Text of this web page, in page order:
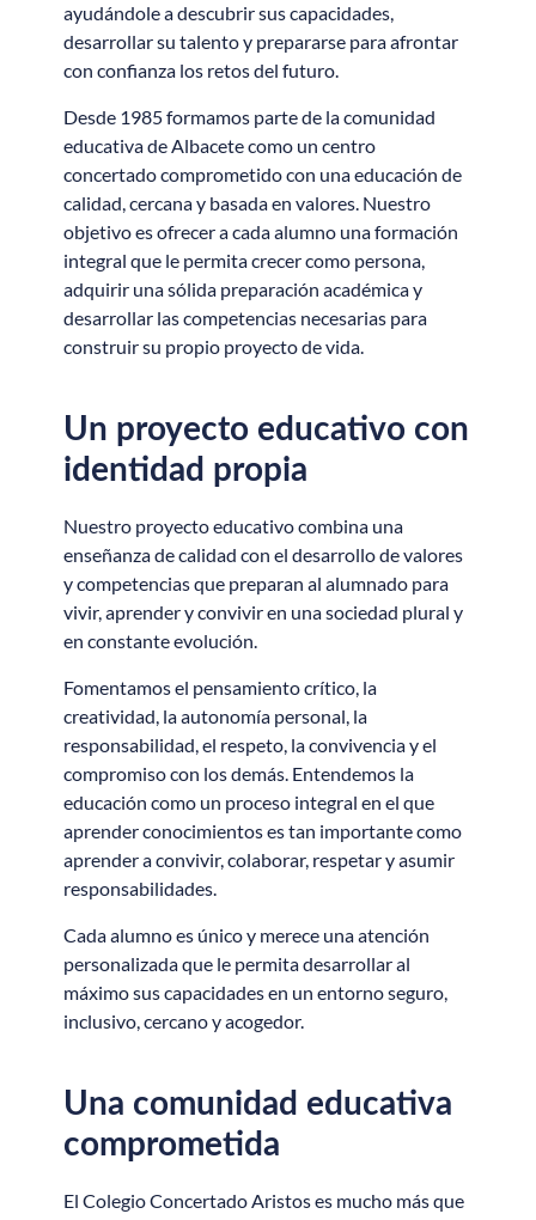
ayudándole a descubrir sus capacidades,
desarrollar su talento y prepararse para afrontar
con confianza los retos del futuro.
Desde 1985 formamos parte de la comunidad
educativa de Albacete como un centro
concertado comprometido con una educación de
calidad, cercana y basada en valores. Nuestro
objetivo es ofrecer a cada alumno una formación
integral que le permita crecer como persona,
adquirir una sólida preparación académica y
desarrollar las competencias necesarias para
construir su propio proyecto de vida.
Un proyecto educativo con
identidad propia
Nuestro proyecto educativo combina una
enseñanza de calidad con el desarrollo de valores
y competencias que preparan al alumnado para
vivir, aprender y convivir en una sociedad plural y
en constante evolución.
Fomentamos el pensamiento crítico, la
creatividad, la autonomía personal, la
responsabilidad, el respeto, la convivencia y el
compromiso con los demás. Entendemos la
educación como un proceso integral en el que
aprender conocimientos es tan importante como
aprender a convivir, colaborar, respetar y asumir
responsabilidades.
Cada alumno es único y merece una atención
personalizada que le permita desarrollar al
máximo sus capacidades en un entorno seguro,
inclusivo, cercano y acogedor.
Una comunidad educativa
comprometida
El Colegio Concertado Aristos es mucho más que